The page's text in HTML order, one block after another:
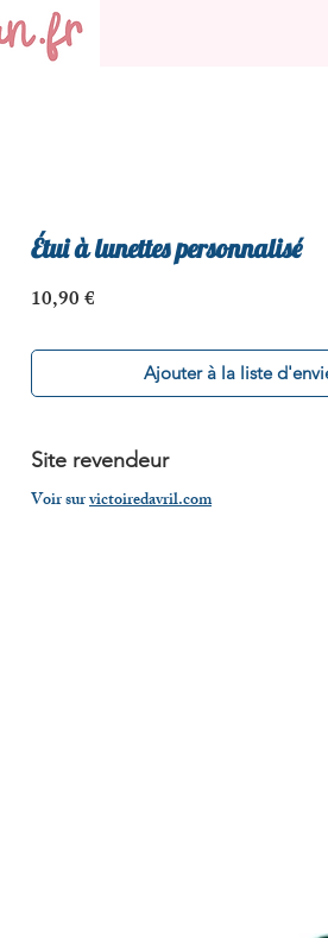
Étui à lunettes personnalisé
10,90 €
Ajouter à la liste
Site revendeur
Voir survictoiredavril.com